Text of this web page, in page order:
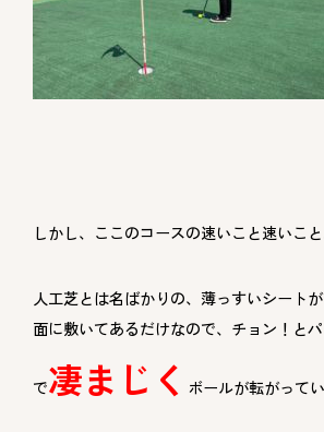
しかし、ここのコースの速いこと速いこと
人工芝とは名ばかりの、薄っすいシート
面に敷いてあるだけなので、チョン！と
で凄まじく ボールが転がってい